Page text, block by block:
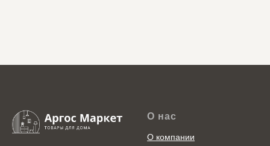
О нас
О компании